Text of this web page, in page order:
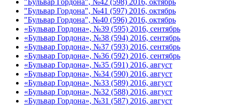
"Бульвар Гордона", №42 (598) 2016, октябрь
"Бульвар Гордона", №41 (597) 2016, октябрь
"Бульвар Гордона", №40 (596) 2016, октябрь
«Бульвар Гордона», №39 (595) 2016, сентябрь
«Бульвар Гордона», №38 (594) 2016, сентябрь
«Бульвар Гордона», №37 (593) 2016, сентябрь
«Бульвар Гордона», №36 (592) 2016, сентябрь
«Бульвар Гордона», №35 (591) 2016, август
«Бульвар Гордона», №34 (590) 2016, август
«Бульвар Гордона», №33 (589) 2016, август
«Бульвар Гордона», №32 (588) 2016, август
«Бульвар Гордона», №31 (587) 2016, август